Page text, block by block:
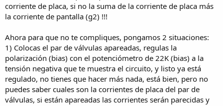
corriente de placa, si no la suma de la corriente de placa más
la corriente de pantalla (g2) !!!
Ahora para que no te compliques, pongamos 2 situaciones:
1) Colocas el par de válvulas apareadas, regulas la
polarización (bias) con el potenciómetro de 22K (bias) a la
tensión negativa que te muestra el circuito, y listo ya está
regulado, no tienes que hacer más nada, está bien, pero no
puedes saber cuales son la corrientes de placa del par de
válvulas, si están apareadas las corrientes serán parecidas y